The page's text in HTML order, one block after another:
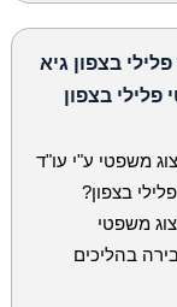
פלילי בצפון גיא
פלילי בצפון
משפטי ע"י עו"ד
בצפון?
משפטי
בהליכים